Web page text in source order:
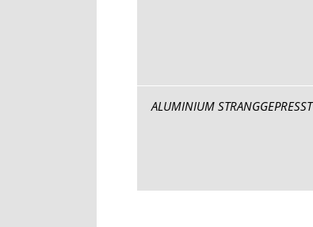
ALUMINIUM STRANGGEPRESST